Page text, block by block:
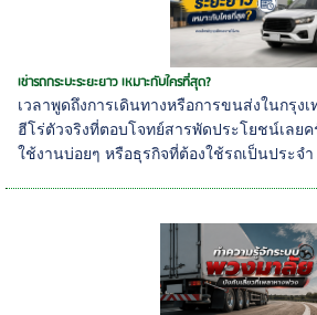
เช่ารถกระบะระยะยาว เหมาะกับใครที่สุด?
เวลาพูดถึงการเดินทางหรือการขนส่งในกรุง
ฮีโร่ตัวจริงที่ตอบโจทย์สารพัดประโยชน์เลย
ใช้งานบ่อยๆ หรือธุรกิจที่ต้องใช้รถเป็นประจำ